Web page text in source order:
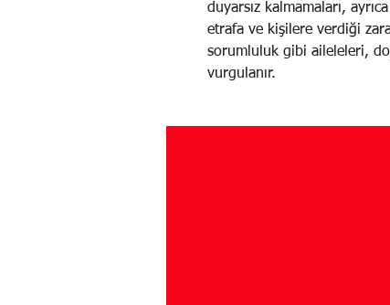
duyarsız kalmamaları,
etrafa ve kişilere verdiği
sorumluluk gibi aileleleri,
vurgulanır.